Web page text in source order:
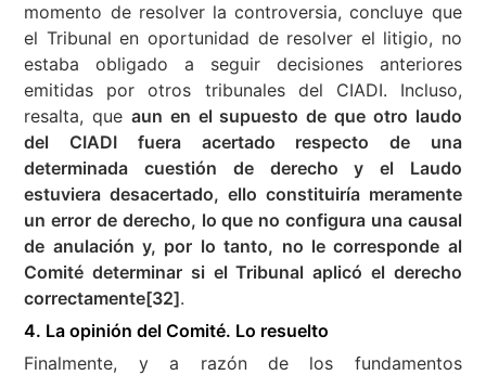
momento de resolver la controversia, concluye que
el Tribunal en oportunidad de resolver el litigio, no
estaba obligado a seguir decisiones anteriores
emitidas por otros tribunales del CIADI. Incluso,
resalta, que aun en el supuesto de que otro laudo
del CIADI fuera acertado respecto de una
determinada cuestión de derecho y el Laudo
estuviera desacertado, ello constituiría meramente
un error de derecho, lo que no configura una causal
de anulación y, por lo tanto, no le corresponde al
Comité determinar si el Tribunal aplicó el derecho
correctamente[32].
4. La opinión del Comité. Lo resuelto
Finalmente, y a razón de los fundamentos